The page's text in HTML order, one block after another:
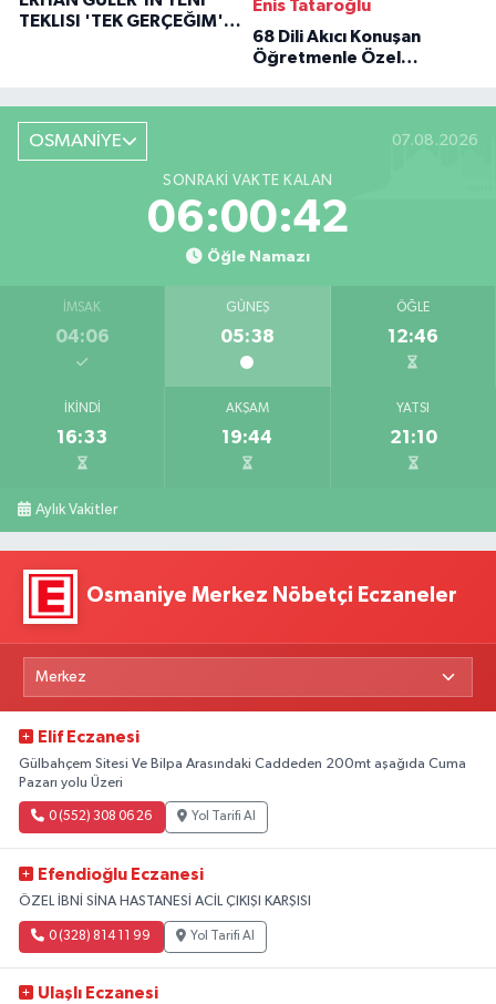
TEKLISI 'TEK GERÇEĞIM'LE
Enis Tataroğlu
68 Dili Akıcı Konuşan
Öğretmenle Özel
OSMANİYE 07.08.2026
SONRAKI VAKTE KALAN
06:00:41
Öğle Namazı
İMSAK
04:06
GÜNEŞ
05:38
ÖĞLE
12:46
İKINDI
16:33
AKŞAM
19:44
YATSI
21:10
Aylık Vakitler
Osmaniye Merkez Nöbetçi Eczaneler
Elif Eczanesi
Gülbahçem Sitesi Ve Bilpa Arasındaki Caddeden 200mt aşağıda Cuma
Pazarı yolu Üzeri
0 (552) 308 06 26 Yol Tarifi Al
Efendioğlu Eczanesi
ÖZEL İBNİ SİNA HASTANESİ ACİL ÇIKIŞI KARŞISI
0 (328) 814 11 99 Yol Tarifi Al
Ulaşlı Eczanesi